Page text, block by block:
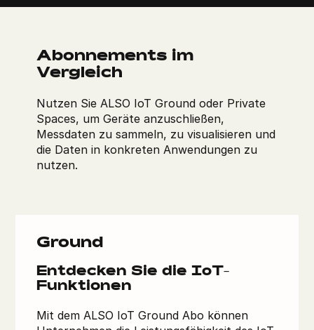
Abonnements im
Vergleich
Nutzen Sie ALSO IoT Ground oder Private
Spaces, um Geräte anzuschließen,
Messdaten zu sammeln, zu visualisieren und
die Daten in konkreten Anwendungen zu
nutzen.
Ground
Entdecken Sie die IoT-
Funktionen
Mit dem ALSO IoT Ground Abo können